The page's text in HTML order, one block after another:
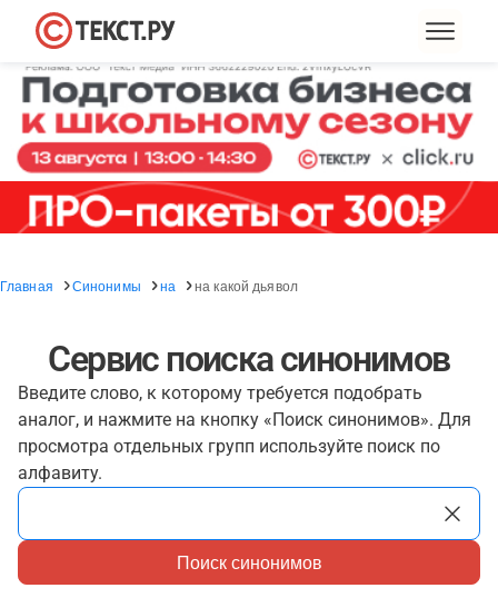
Главная Синонимы на на какой дьявол
Сервис поиска синонимов
Введите слово, к которому требуется подобрать
аналог, и нажмите на кнопку «Поиск синонимов». Для
просмотра отдельных групп используйте поиск по
алфавиту.
Поиск синонимов